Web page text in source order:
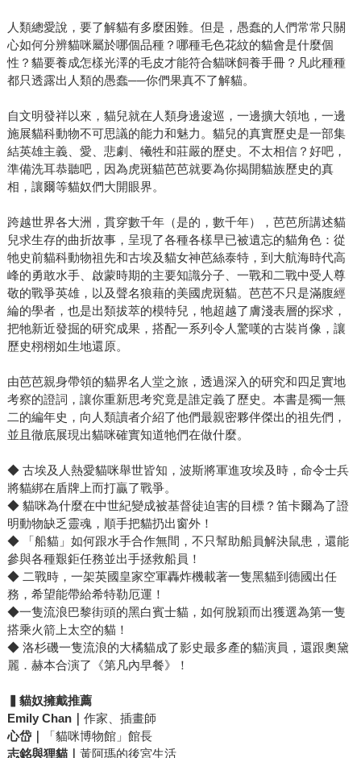
人類總愛說，要了解貓有多麼困難。但是，愚蠢的人們常常只關
心如何分辨貓咪屬於哪個品種？哪種毛色花紋的貓會是什麼個
性？貓要養成怎樣光澤的毛皮才能符合貓咪飼養手冊？凡此種種
都只透露出人類的愚蠢──你們果真不了解貓。
自文明發祥以來，貓兒就在人類身邊逡巡，一邊擴大領地，一邊
施展貓科動物不可思議的能力和魅力。貓兒的真實歷史是一部集
結英雄主義、愛、悲劇、犧牲和莊嚴的歷史。不太相信？好吧，
準備洗耳恭聽吧，因為虎斑貓芭芭就要為你揭開貓族歷史的真
相，讓爾等貓奴們大開眼界。
跨越世界各大洲，貫穿數千年（是的，數千年），芭芭所講述貓
兒求生存的曲折故事，呈現了各種各樣早已被遺忘的貓角色：從
牠史前貓科動物祖先和古埃及貓女神芭絲泰特，到大航海時代高
峰的勇敢水手、啟蒙時期的主要知識分子、一戰和二戰中受人尊
敬的戰爭英雄，以及聲名狼藉的美國虎斑貓。芭芭不只是滿腹經
綸的學者，也是出類拔萃的模特兒，牠超越了膚淺表層的探求，
把牠新近發掘的研究成果，搭配一系列令人驚嘆的古裝肖像，讓
歷史栩栩如生地還原。
由芭芭親身帶領的貓界名人堂之旅，透過深入的研究和四足實地
考察的證詞，讓你重新思考究竟是誰定義了歷史。本書是獨一無
二的編年史，向人類讀者介紹了他們最親密夥伴傑出的祖先們，
並且徹底展現出貓咪確實知道牠們在做什麼。
◆ 古埃及人熱愛貓咪舉世皆知，波斯將軍進攻埃及時，命令士兵
將貓綁在盾牌上而打贏了戰爭。
◆ 貓咪為什麼在中世紀變成被基督徒迫害的目標？笛卡爾為了證
明動物缺乏靈魂，順手把貓扔出窗外！
◆ 「船貓」如何跟水手合作無間，不只幫助船員解決鼠患，還能
參與各種艱鉅任務並出手拯救船員！
◆ 二戰時，一架英國皇家空軍轟炸機載著一隻黑貓到德國出任
務，希望能帶給希特勒厄運！
◆一隻流浪巴黎街頭的黑白賓士貓，如何脫穎而出獲選為第一隻
搭乘火箭上太空的貓！
◆ 洛杉磯一隻流浪的大橘貓成了影史最多產的貓演員，還跟奧黛
麗．赫本合演了《第凡內早餐》！
▍貓奴擁戴推薦
Emily Chan｜ 作家、插畫師
心岱｜
「貓咪博物館」館長
志銘與狸貓｜ 黃阿瑪的後宮生活